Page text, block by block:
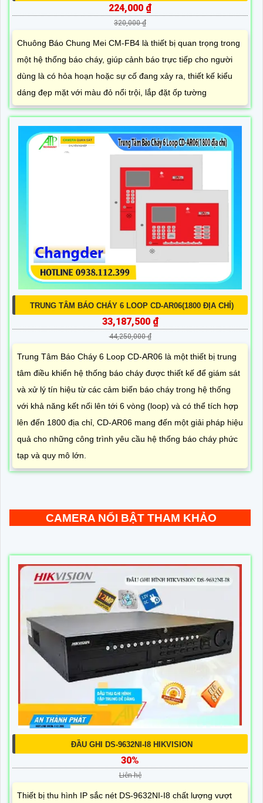
224,000 ₫
320,000 ₫
Chuông Báo Chung Mei CM-FB4 là thiết bị quan trọng trong
một hệ thống báo cháy, giúp cảnh báo trực tiếp cho người
dùng là có hỏa hoạn hoặc sự cố đang xảy ra, thiết kế kiểu
dáng đẹp mặt với màu đỏ nổi trội, lắp đặt ốp tường
TRUNG TÂM BÁO CHÁY 6 LOOP CD-AR06(1800 ĐỊA CHỈ)
33,187,500 ₫
44,250,000 ₫
Trung Tâm Báo Cháy 6 Loop CD-AR06 là một thiết bị trung
tâm điều khiển hệ thống báo cháy được thiết kế để giám sát
và xử lý tín hiệu từ các cảm biến báo cháy trong hệ thống
với khả năng kết nối lên tới 6 vòng (loop) và có thể tích hợp
lên đến 1800 địa chỉ, CD-AR06 mang đến một giải pháp hiệu
quả cho những công trình yêu cầu hệ thống báo cháy phức
tạp và quy mô lớn.
CAMERA NỔI BẬT THAM KHẢO
ĐẦU GHI DS-9632NI-I8 HIKVISION
30%
Liên hệ
Thiết bị thu hình IP sắc nét DS-9632NI-I8 chất lượng vượt